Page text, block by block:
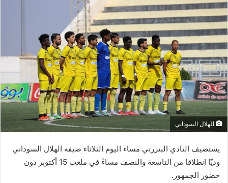
الهلال السوداني
يستضيف النادي البنزرتي مساء اليوم الثلاثاء ضيفه الهلال السوداني
وديّا إنطلاقا من التاسعة والنصف مساءً في ملعب 15 أكتوبر دون
حضور الجمهور.